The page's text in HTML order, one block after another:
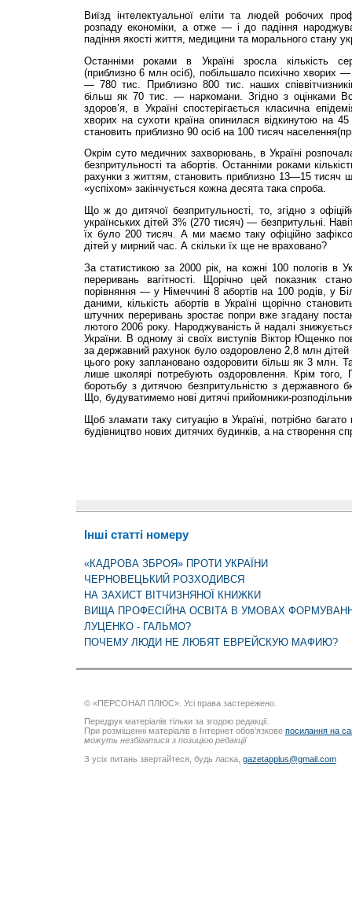
Виїзд інтелектуальної еліти та людей робочих
розпаду економіки, а отже — і до падіння
падіння якості життя, медицини та морального стану
Останніми роками в Україні зросла кількість
(приблизно 6 млн осіб), побільшало психічно хворих
— 780 тис. Приблизно 800 тис. наших
більш як 70 тис. — наркомани. Згідно з оцінками
здоров’я, в Україні спостерігається класична
хворих на сухоти країна опинилася відкинутою на 45
становить приблизно 90 осіб на 100 тисяч
Окрім суто медичних захворювань, в Україні
безпритульності та абортів. Останніми роками
рахунки з життям, становить приблизно 13—15 тисяч
«успіхом» закінчується кожна десята така спроба.
Що ж до дитячої безпритульності, то, згідно з
українських дітей 3% (270 тисяч) — безпритульні.
їх було 200 тисяч. А ми маємо таку офіційно
дітей у мирний час. А скільки їх ще не враховано?
За статистикою за 2000 рік, на кожні 100 пологів в
переривань вагітності. Щорічно цей показник
порівняння — у Німеччині 8 абортів на 100 родів, у
даними, кількість абортів в Україні щорічно
штучних переривань зростає попри вже згадану
лютого 2006 року. Народжуваність й надалі
України. В одному зі своїх виступів Віктор Ющенко
за державний рахунок було оздоровлено 2,8 млн
цього року заплановано оздоровити більш як 3 млн.
лише школярі потребують оздоровлення. Крім того,
боротьбу з дитячою безпритульністю з державного
Що, будуватимемо нові дитячі прийомники-
Щоб зламати таку ситуацію в Україні, потрібно
будівництво нових дитячих будинків, а на створення
Інші статті номеру
«КАДРОВА ЗБРОЯ» ПРОТИ УКРАЇНИ
ЧЕРНОВЕЦЬКИЙ РОЗХОДИВСЯ
НА ЗАХИСТ ВІТЧИЗНЯНОЇ КНИЖКИ
ВИЩА ПРОФЕСІЙНА ОСВІТА В УМОВАХ
ЛУЦЕНКО - ГАЛЬМО?
ПОЧЕМУ ЛЮДИ НЕ ЛЮБЯТ ЕВРЕЙСКУЮ МАФИЮ?
© «ПЕРСОНАЛ ПЛЮС». Усі права застережено.
Передрук матеріалів тільки за згодою редакції.
При розміщенні матеріалів в Інтернет обов’язкове посилання на
можуть незбігатися з позицією редакції
З усіх питань звертайтеся, будь ласка, gazetapplus@gmail.com